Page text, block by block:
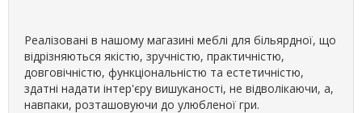
Реалізовані в нашому магазині меблі для більярдної, що
відрізняються якістю, зручністю, практичністю,
довговічністю, функціональністю та естетичністю,
здатні надати інтер'єру вишуканості, не відволікаючи, а,
навпаки, розташовуючи до улюбленої гри.